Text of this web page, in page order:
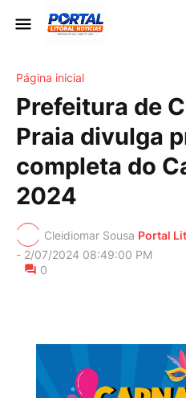
Página inicial
Prefeitura de
Praia divulga
completa do
2024
Cleidiomar Sousa Portal
- 2/07/2024 08:49:00 PM
0